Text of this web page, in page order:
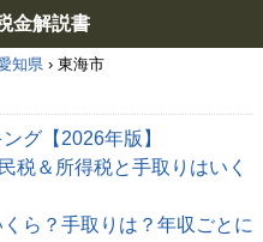
金解説書
知県 › 東海市
グ【2026年版】
税＆所得税と手取りはいく
ら？手取りは？年収ごとに